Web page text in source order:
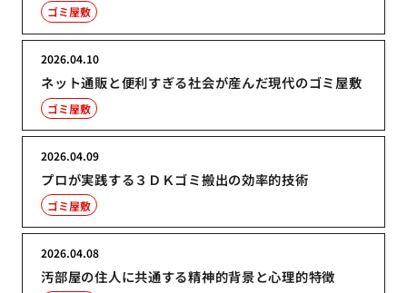
ゴミ屋敷
ネット通販と便利すぎる社会が産んだ現代のゴミ屋敷
2026.04.10
ゴミ屋敷
プロが実践する３ＤＫゴミ搬出の効率的技術
2026.04.09
ゴミ屋敷
汚部屋の住人に共通する精神的背景と心理的特徴
2026.04.08